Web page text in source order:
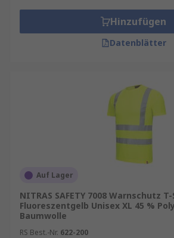
sichtbare Kleidung gehört zu den
Schutzelementen, die durch die
Verwendung von persönlicher
(PSA) bei der Arbeit klassifiziert sind.
Industrieanwendungen
Outdoor-Aktivitäten
Hinzufügen
Datenblätter
Auf Lager
NITRAS SAFETY 7008 Warnschutz
Fluoreszentgelb Unisex XL 45 %
Baumwolle
RS Best.-Nr. 622-200